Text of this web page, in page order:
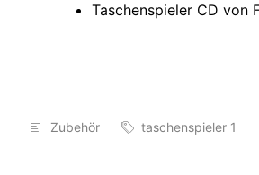
Taschenspieler CD von
Zubehör taschenspieler 1